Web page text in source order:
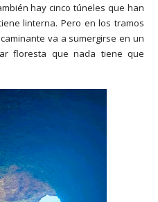
hay cinco túneles que han
linterna. Pero en los tramos
va a sumergirse en un
floresta que nada tiene que